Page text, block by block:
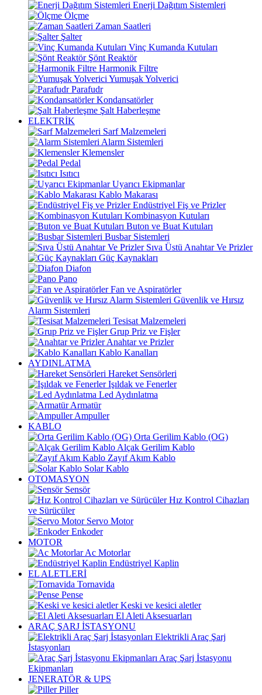
Enerji Dağıtım Sistemleri
Ölçme
Zaman Saatleri
Şalter
Vinç Kumanda Kutuları
Şönt Reaktör
Harmonik Filtre
Yumuşak Yolverici
Parafudr
Kondansatörler
Şalt Haberleşme
ELEKTRİK
Sarf Malzemeleri
Alarm Sistemleri
Klemensler
Pedal
Isıtıcı
Uyarıcı Ekipmanlar
Kablo Makarası
Endüstriyel Fiş ve Prizler
Kombinasyon Kutuları
Buton ve Buat Kutuları
Busbar Sistemleri
Sıva Üstü Anahtar Ve Prizler
Güç Kaynakları
Diafon
Pano
Fan ve Aspiratörler
Güvenlik ve Hırsız
Alarm Sistemleri
Tesisat Malzemeleri
Grup Priz ve Fişler
Anahtar ve Prizler
Kablo Kanalları
AYDINLATMA
Hareket Sensörleri
Işıldak ve Fenerler
Led Aydınlatma
Armatür
Ampuller
KABLO
Orta Gerilim Kablo (OG)
Alçak Gerilim Kablo
Zayıf Akım Kablo
Solar Kablo
OTOMASYON
Sensör
Hız Kontrol Cihazları
ve Sürücüler
Servo Motor
Enkoder
MOTOR
Ac Motorlar
Endüstriyel Kaplin
EL ALETLERİ
Tornavida
Pense
Keski ve kesici aletler
El Aleti Aksesuarları
ARAÇ ŞARJ İSTASYONU
Elektrikli Araç Şarj
İstasyonları
Araç Şarj İstasyonu
Ekipmanları
JENERATÖR & UPS
Piller